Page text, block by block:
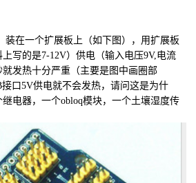
装在一个扩展板上（如下图），用扩展板
上写的是7-12V）供电（输入电压9V,电流
发热十分严重（主要是图中画圈部
口5V供电就不会发热，请问这是为什
电器，一个obloq模块，一个土壤湿度传